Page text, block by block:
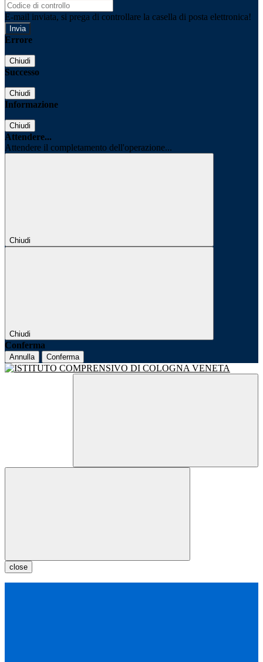
E-mail inviata, si prega di controllare la casella di posta elettronica!
Errore
Chiudi
Successo
Chiudi
Informazione
Chiudi
Attendere...
Attendere il completamento dell'operazione...
Chiudi
Chiudi
Conferma
Annulla Conferma
close